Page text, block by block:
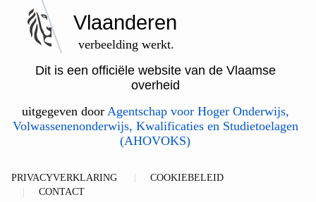
Vlaanderen
verbeelding werkt.
Dit is een officiële website van de Vlaamse
overheid
uitgegeven door Agentschap voor Hoger Onderwijs,
Volwassenenonderwijs, Kwalificaties en Studietoelagen
(AHOVOKS)
PRIVACYVERKLARING
COOKIEBELEID
CONTACT